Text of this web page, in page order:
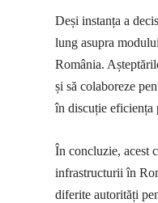
Deși instanța a
lung asupra
România.
și să colaboreze
în discuție eficiența
În concluzie, acest
infrastructurii în
diferite autorități